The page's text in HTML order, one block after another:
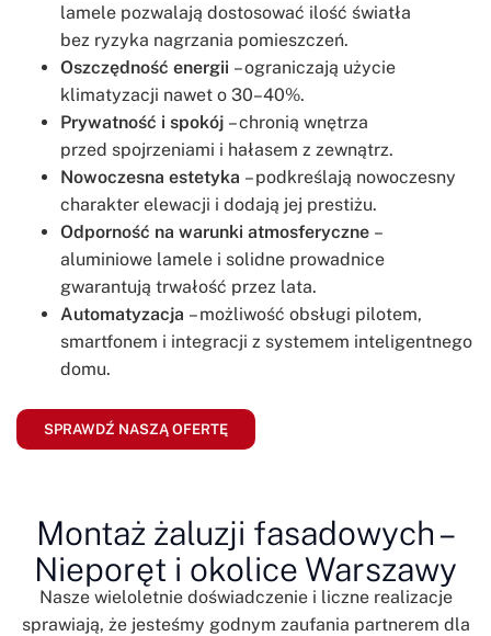
lamele pozwalają dostosować ilość światła
bez ryzyka nagrzania pomieszczeń.
Oszczędność energii – ograniczają użycie
klimatyzacji nawet o 30–40%.
Prywatność i spokój – chronią wnętrza
przed spojrzeniami i hałasem z zewnątrz.
Nowoczesna estetyka – podkreślają nowoczesny
charakter elewacji i dodają jej prestiżu.
Odporność na warunki atmosferyczne –
aluminiowe lamele i solidne prowadnice
gwarantują trwałość przez lata.
Automatyzacja – możliwość obsługi pilotem,
smartfonem i integracji z systemem inteligentnego
domu.
SPRAWDŹ NASZĄ OFERTĘ
Montaż żaluzji fasadowych –
Nieporęt i okolice Warszawy
Nasze wieloletnie doświadczenie i liczne realizacje
sprawiają, że jesteśmy godnym zaufania partnerem dla